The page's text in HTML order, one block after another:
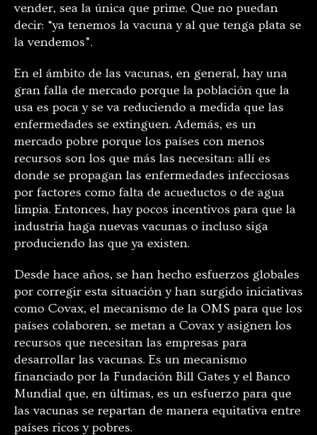
vender, sea la única que prime. Que no puedan
decir: “ya tenemos la vacuna y al que tenga plata se
la vendemos”.
En el ámbito de las vacunas, en general, hay una
gran falla de mercado porque la población que la
usa es poca y se va reduciendo a medida que las
enfermedades se extinguen. Además, es un
mercado pobre porque los países con menos
recursos son los que más las necesitan: allí es
donde se propagan las enfermedades infecciosas
por factores como falta de acueductos o de agua
limpia. Entonces, hay pocos incentivos para que la
industria haga nuevas vacunas o incluso siga
produciendo las que ya existen.
Desde hace años, se han hecho esfuerzos globales
por corregir esta situación y han surgido iniciativas
como Covax, el mecanismo de la OMS para que los
países colaboren, se metan a Covax y asignen los
recursos que necesitan las empresas para
desarrollar las vacunas. Es un mecanismo
financiado por la Fundación Bill Gates y el Banco
Mundial que, en últimas, es un esfuerzo para que
las vacunas se repartan de manera equitativa entre
países ricos y pobres.